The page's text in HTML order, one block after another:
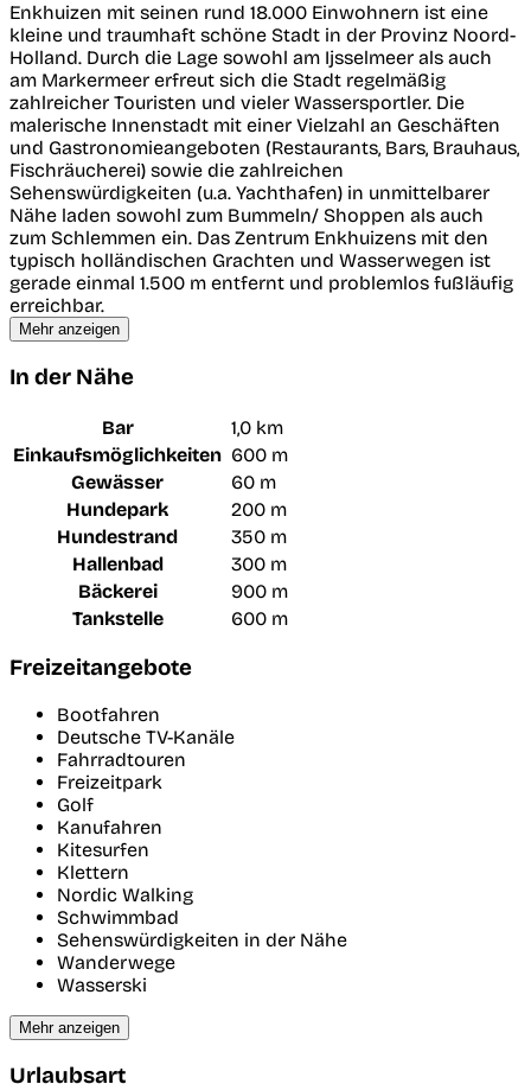
Enkhuizen mit seinen rund 18.000 Einwohnern ist eine
kleine und traumhaft schöne Stadt in der Provinz Noord-
Holland. Durch die Lage sowohl am Ijsselmeer als auch
am Markermeer erfreut sich die Stadt regelmäßig
zahlreicher Touristen und vieler Wassersportler. Die
malerische Innenstadt mit einer Vielzahl an Geschäften
und Gastronomieangeboten (Restaurants, Bars, Brauhaus,
Fischräucherei) sowie die zahlreichen
Sehenswürdigkeiten (u.a. Yachthafen) in unmittelbarer
Nähe laden sowohl zum Bummeln/ Shoppen als auch
zum Schlemmen ein. Das Zentrum Enkhuizens mit den
typisch holländischen Grachten und Wasserwegen ist
gerade einmal 1.500 m entfernt und problemlos fußläufig
erreichbar.
Mehr anzeigen
In der Nähe
Bar
1,0 km
Einkaufsmöglichkeiten 600 m
Gewässer
60 m
Hundepark
200 m
Hundestrand
350 m
Hallenbad
300 m
Bäckerei
900 m
Tankstelle
600 m
Freizeitangebote
Bootfahren
Deutsche TV-Kanäle
Fahrradtouren
Freizeitpark
Golf
Kanufahren
Kitesurfen
Klettern
Nordic Walking
Schwimmbad
Sehenswürdigkeiten in der Nähe
Wanderwege
Wasserski
Mehr anzeigen
Urlaubsart